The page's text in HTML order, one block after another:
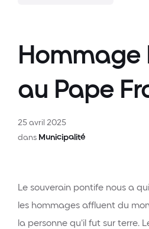
Hommage
au Pape
25 avril 2025
dans Municipalité
Le souverain pontife nous a
les hommages affluent du
la personne qu’il fut sur terre.